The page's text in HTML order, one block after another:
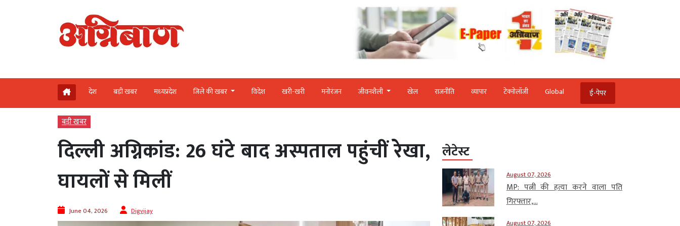
देश बड़ी खबर मध्‍यप्रदेश जिले की खबर विदेश खरी-खरी मनोरंजन जीवनशैली खेल राजनीति व्‍यापार टेक्‍नोलॉजी Global ई-पेपर
बड़ी खबर
दिल्ली अग्निकांड: 26 घंटे बाद अस्पताल पहुंचीं रेखा,
घायलों से मिलीं
June 04, 2026 Digvijay
लेटेस्ट
August 07, 2026
MP: पत्नी की हत्या करने वाला पति
गिरफ्तार,...
August 07, 2026